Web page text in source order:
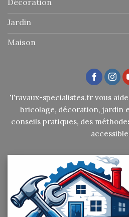
Jardin
Maison
Travaux-specialistes.fr vous
bricolage, décoration, jardin
conseils pratiques, des